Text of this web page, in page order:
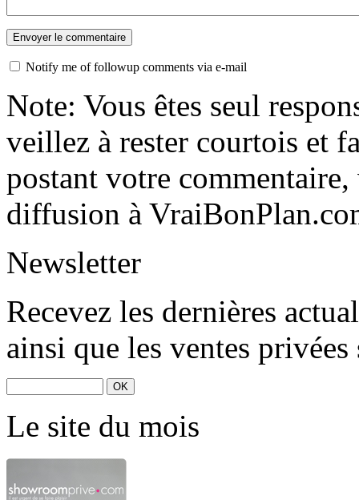
Notify me of followup comments via e-mail
Note: Vous êtes seul
veillez à rester courtois et
postant votre
diffusion à
Newsletter
Recevez les dernières
ainsi que les ventes
Le site du mois